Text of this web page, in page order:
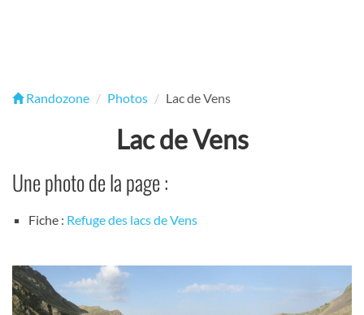
Randozone Photos Lac de Vens
Lac de Vens
Une photo de la page :
Fiche : Refuge des lacs de Vens